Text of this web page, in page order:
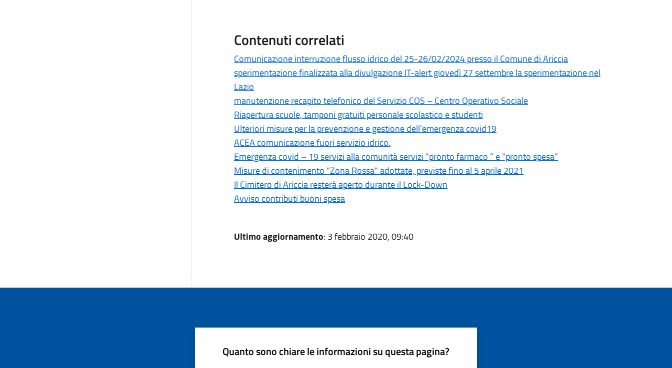
Contenuti correlati
Comunicazione interruzione flusso idrico del 25-26/02/2024 presso il Comune di Ariccia
sperimentazione finalizzata alla divulgazione IT-alert giovedì 27 settembre la sperimentazione nel
Lazio
manutenzione recapito telefonico del Servizio COS – Centro Operativo Sociale
Riapertura scuole, tamponi gratuiti personale scolastico e studenti
Ulteriori misure per la prevenzione e gestione dell’emergenza covid19
ACEA comunicazione fuori servizio idrico.
Emergenza covid – 19 servizi alla comunità servizi “pronto farmaco ” e “pronto spesa”
Misure di contenimento "Zona Rossa" adottate, previste fino al 5 aprile 2021
Il Cimitero di Ariccia resterà aperto durante il Lock-Down
Avviso contributi buoni spesa
Ultimo aggiornamento: 3 febbraio 2020, 09:40
Quanto sono chiare le informazioni su questa pagina?